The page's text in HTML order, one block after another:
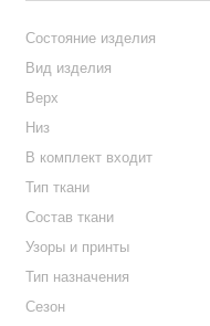
Состояние изделия
Вид изделия
Верх
Низ
В комплект входит
Тип ткани
Состав ткани
Узоры и принты
Тип назначения
Сезон